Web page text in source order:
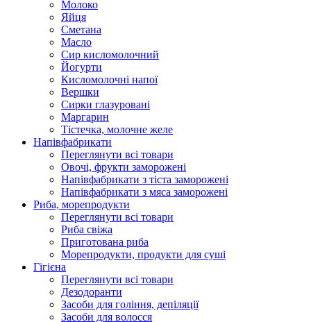
Молоко
Яйця
Сметана
Масло
Сир кисломолочний
Йогурти
Кисломолочні напої
Вершки
Сирки глазуровані
Маргарин
Тістечка, молочне желе
Напівфабрикати
Переглянути всі товари
Овочі, фрукти заморожені
Напівфабрикати з тіста заморожені
Напівфабрикати з мяса заморожені
Риба, морепродукти
Переглянути всі товари
Риба свіжа
Приготована риба
Морепродукти, продукти для суші
Гігієна
Переглянути всі товари
Дезодоранти
Засоби для гоління, депіляції
Засоби для волосся